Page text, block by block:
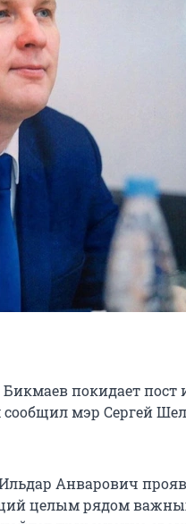
покидает пост
сообщил мэр Сергей
Анварович
целым рядом